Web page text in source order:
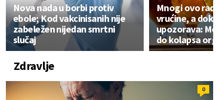
Nova nada u borbi protiv
ebole; Kod vakcinisanih nije
zabeležen nijedan smrtni
slučaj
Mnogi ovo
vrućine, a
upozorava:
do kolapsa
Zdravlje
0